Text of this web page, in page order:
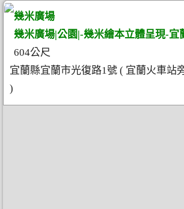
幾米廣場
幾米廣場|公園|-幾米繪本立體呈現-宜
604公尺
宜蘭縣宜蘭市光復路1號 ( 宜蘭火車站
)